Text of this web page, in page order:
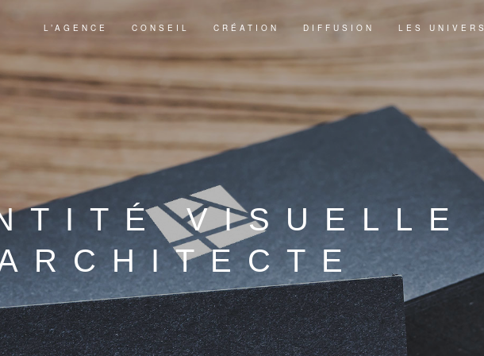
L’AGENCE CONSEIL CRÉATION DIFFUSION LES UNIVERS
VISUELLE